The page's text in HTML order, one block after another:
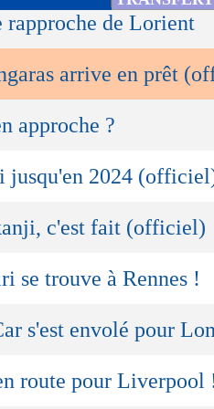
- Damien Da Silva
rapproche de Lorient
arrive en prêt
approche ?
jusqu'en 2024
c'est fait (officiel)
se trouve à Rennes !
s'est envolé pour
route pour Liverpool